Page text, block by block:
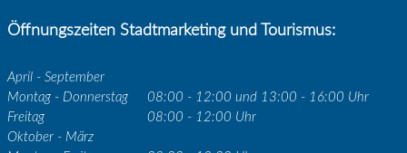
Öffnungszeiten Stadtmarketing und Tourismus:
April - September
Montag - Donnerstag
08:00 - 12:00 und 13:00 - 16:00 Uhr
Freitag
08:00 - 12:00 Uhr
Oktober - März